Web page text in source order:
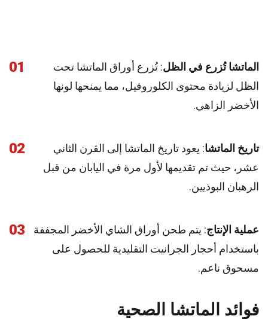
01 الماتشا تُزرع في الظل: تُزرع أوراق الماتشا تحت
الظل لزيادة محتوى الكلوروفيل، مما يمنحها لونها
الأخضر الزاهي.
02 تاريخ الماتشا: يعود تاريخ الماتشا إلى القرن الثاني
عشر، حيث تم تقديمها لأول مرة في اليابان من قبل
الرهبان البوذيين.
03 عملية الإنتاج: يتم طحن أوراق الشاي الأخضر المجففة
باستخدام أحجار الجرانيت التقليدية للحصول على
مسحوق ناعم.
فوائد الماتشا الصحية